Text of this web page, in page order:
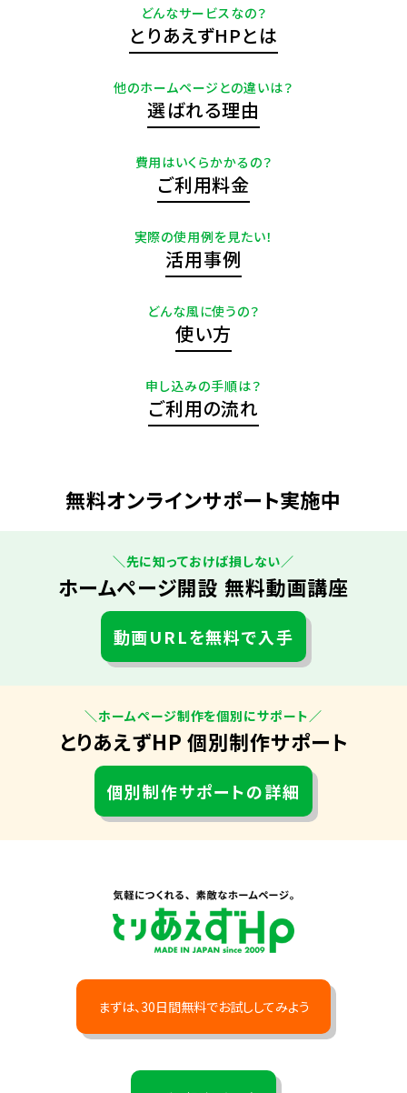
どんなサービスなの？
とりあえずHPとは
他のホームページとの違いは？
選ばれる理由
費用はいくらかかるの？
ご利用料金
実際の使用例を見たい！
活用事例
どんな風に使うの？
使い方
申し込みの手順は？
ご利用の流れ
無料オンラインサポート実施中
＼先に知っておけば損しない／
ホームページ開設 無料動画講座
動画URLを無料で入手
＼ホームページ制作を個別にサポート／
とりあえずHP 個別制作サポート
個別制作サポートの詳細
まずは、30日間無料でお試ししてみよう